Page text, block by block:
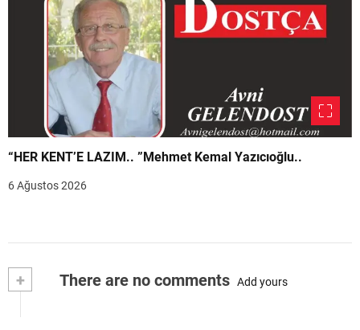
“HER KENT’E LAZIM.. ”Mehmet Kemal Yazıcıoğlu..
6 Ağustos 2026
+ There are no comments Add yours